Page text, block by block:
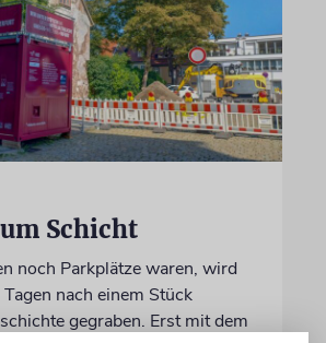
Schicht
noch Parkplätze waren, wird
nach einem Stück
gegraben. Erst mit dem